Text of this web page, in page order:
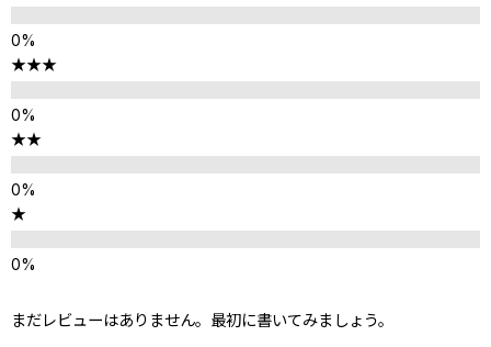
★★★
★★
★
まだレビューはありません。最初に書いてみましょう。